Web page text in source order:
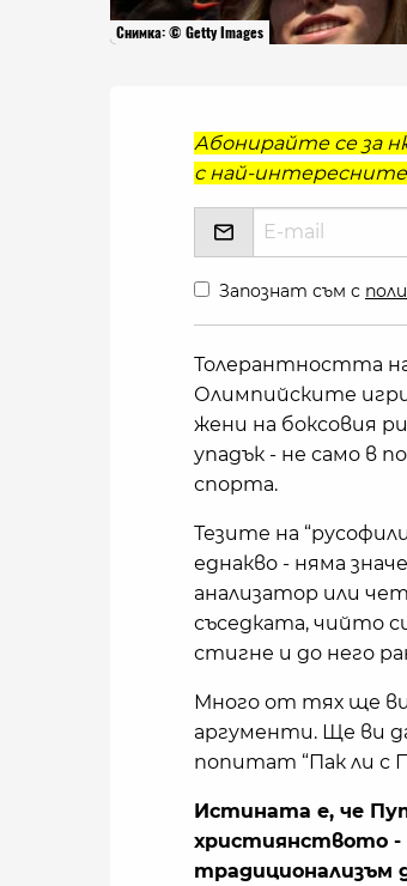
Снимка: © Getty Images
Абонирайте се за
с най-
Запознат съм с
Толерантността на
Олимпийските
жени на боксовия
упадък - не само в
спорта.
Тезите на
еднакво - няма
анализатор или
съседката, чийто
стигне и до него
Много от тях ще
аргументи. Ще ви
попитат “Пак ли с
Истината е, че
християнството -
традиционализъм